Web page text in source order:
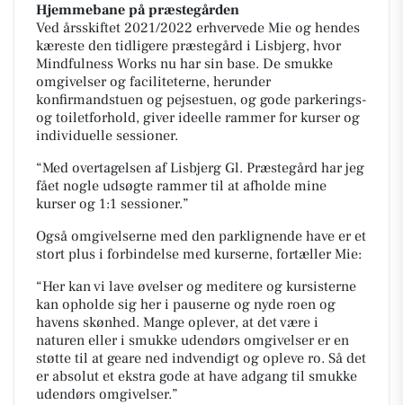
Hjemmebane på præstegården
Ved årsskiftet 2021/2022 erhvervede Mie og hendes
kæreste den tidligere præstegård i Lisbjerg, hvor
Mindfulness Works nu har sin base. De smukke
omgivelser og faciliteterne, herunder
konfirmandstuen og pejsestuen, og gode parkerings-
og toiletforhold, giver ideelle rammer for kurser og
individuelle sessioner.
“Med overtagelsen af Lisbjerg Gl. Præstegård har jeg
fået nogle udsøgte rammer til at afholde mine
kurser og 1:1 sessioner.”
Også omgivelserne med den parklignende have er et
stort plus i forbindelse med kurserne, fortæller Mie:
“Her kan vi lave øvelser og meditere og kursisterne
kan opholde sig her i pauserne og nyde roen og
havens skønhed. Mange oplever, at det være i
naturen eller i smukke udendørs omgivelser er en
støtte til at geare ned indvendigt og opleve ro. Så det
er absolut et ekstra gode at have adgang til smukke
udendørs omgivelser.”